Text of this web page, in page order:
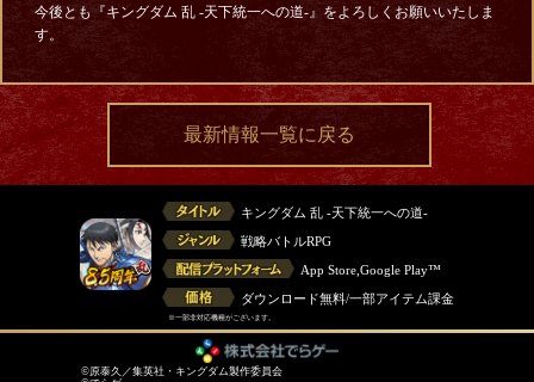
今後とも『キングダム 乱 -天下統一への道-』をよろしくお願いいたしま
す。
最新情報一覧に戻る
キングダム 乱 -天下統一への道-
戦略バトルRPG
App Store,Google Play™
ダウンロード無料/一部アイテム課金
※一部非対応機種がございます。
©原泰久／集英社・キングダム製作委員会